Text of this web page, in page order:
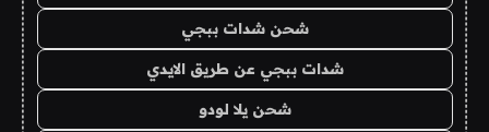
شحن شدات ببجي
شدات ببجي عن طريق الايدي
شحن يلا لودو